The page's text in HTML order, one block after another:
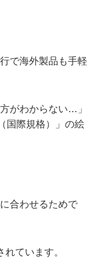
で海外製品も手軽
がわからない…」
国際規格）」の絵
合わせるためで
ています。